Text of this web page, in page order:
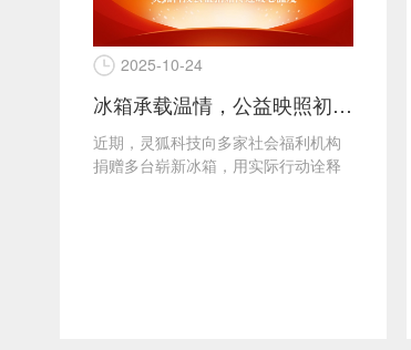
2025-10-24
冰箱承载温情，公益映照初心——灵狐科技公益捐赠传递暖心温度
近期，灵狐科技向多家社会福利机构
捐赠多台崭新冰箱，用实际行动诠释